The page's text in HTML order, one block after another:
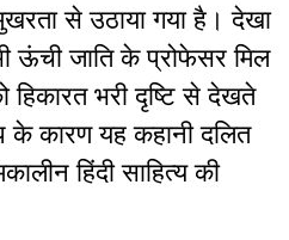
से उठाया गया है। देखा
ऊंची जाति के प्रोफेसर मिल
हिकारत भरी दृष्टि से देखते
कारण यह कहानी दलित
हिंदी साहित्य की